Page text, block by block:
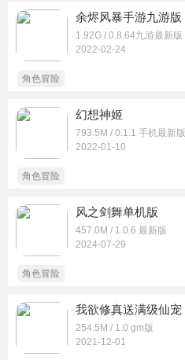
余烬风暴手游九游版
1.92G / 0.8.64九游最新版
2022-02-24
角色冒险
幻想神姬
793.5M / 0.1.1 手机最新版
2022-01-10
角色冒险
风之剑舞单机版
457.0M / 1.0.6 最新版
2024-07-29
角色冒险
我欲修真送满级仙宠
254.5M / 1.0 gm版
2021-12-01